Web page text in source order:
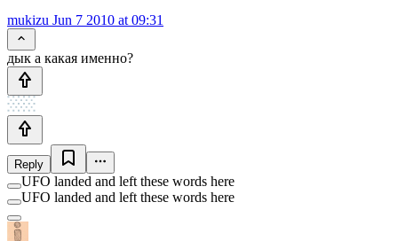
mukizu Jun 7 2010 at 09:31
дык а какая именно?
Reply
UFO landed and left these words here
UFO landed and left these words here